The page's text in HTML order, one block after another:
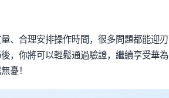
、合理安排操作時間，很多問題都能迎
，你將可以輕鬆通過驗證，繼續享受華
憂！